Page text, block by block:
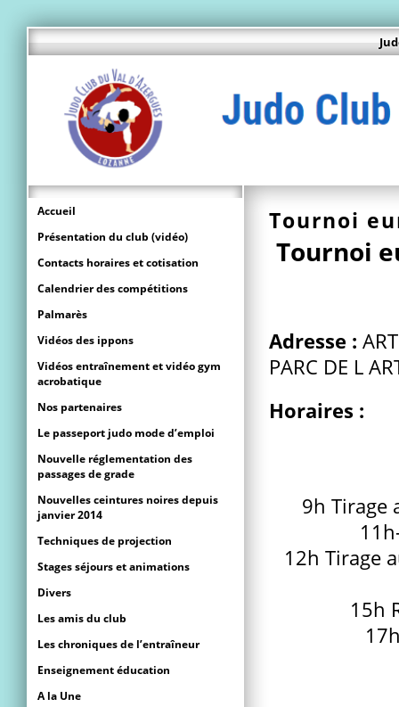
Tournoi
Tournoi
Adresse :
PARC DE L
Horaires :
9h Tirage
12h Tirage
15h
Accueil
Présentation du club (vidéo)
Contacts horaires et cotisation
Calendrier des compétitions
Palmarès
Vidéos des ippons
Vidéos entraînement et vidéo gym
acrobatique
Nos partenaires
Le passeport judo mode d’emploi
Nouvelle réglementation des
passages de grade
Nouvelles ceintures noires depuis
janvier 2014
Techniques de projection
Stages séjours et animations
Divers
Les amis du club
Les chroniques de l’entraîneur
Enseignement éducation
A la Une